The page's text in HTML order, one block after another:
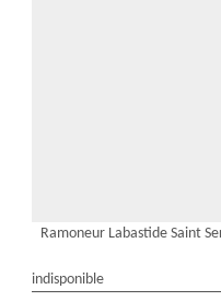
Ramoneur Labastide Saint
indisponible